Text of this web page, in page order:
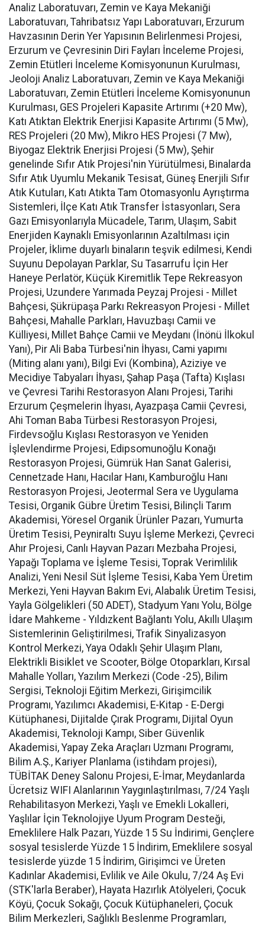
Analiz Laboratuvarı, Zemin ve Kaya Mekaniği
Laboratuvarı, Tahribatsız Yapı Laboratuvarı, Erzurum
Havzasının Derin Yer Yapısının Belirlenmesi Projesi,
Erzurum ve Çevresinin Diri Fayları İnceleme Projesi,
Zemin Etütleri İnceleme Komisyonunun Kurulması,
Jeoloji Analiz Laboratuvarı, Zemin ve Kaya Mekaniği
Laboratuvarı, Zemin Etütleri İnceleme Komisyonunun
Kurulması, GES Projeleri Kapasite Artırımı (+20 Mw),
Katı Atıktan Elektrik Enerjisi Kapasite Artırımı (5 Mw),
RES Projeleri (20 Mw), Mikro HES Projesi (7 Mw),
Biyogaz Elektrik Enerjisi Projesi (5 Mw), Şehir
genelinde Sıfır Atık Projesi'nin Yürütülmesi, Binalarda
Sıfır Atık Uyumlu Mekanik Tesisat, Güneş Enerjili Sıfır
Atık Kutuları, Katı Atıkta Tam Otomasyonlu Ayrıştırma
Sistemleri, İlçe Katı Atık Transfer İstasyonları, Sera
Gazı Emisyonlarıyla Mücadele, Tarım, Ulaşım, Sabit
Enerjiden Kaynaklı Emisyonlarının Azaltılması için
Projeler, İklime duyarlı binaların teşvik edilmesi, Kendi
Suyunu Depolayan Parklar, Su Tasarrufu İçin Her
Haneye Perlatör, Küçük Kiremitlik Tepe Rekreasyon
Projesi, Uzundere Yarımada Peyzaj Projesi - Millet
Bahçesi, Şükrüpaşa Parkı Rekreasyon Projesi - Millet
Bahçesi, Mahalle Parkları, Havuzbaşı Camii ve
Külliyesi, Millet Bahçe Camii ve Meydanı (İnönü İlkokul
Yanı), Pir Ali Baba Türbesi'nin İhyası, Cami yapımı
(Miting alanı yanı), Bilgi Evi (Kombina), Aziziye ve
Mecidiye Tabyaları İhyası, Şahap Paşa (Tafta) Kışlası
ve Çevresi Tarihi Restorasyon Alanı Projesi, Tarihi
Erzurum Çeşmelerin İhyası, Ayazpaşa Camii Çevresi,
Ahi Toman Baba Türbesi Restorasyon Projesi,
Firdevsoğlu Kışlası Restorasyon ve Yeniden
İşlevlendirme Projesi, Edipsomunoğlu Konağı
Restorasyon Projesi, Gümrük Han Sanat Galerisi,
Cennetzade Hanı, Hacılar Hanı, Kamburoğlu Hanı
Restorasyon Projesi, Jeotermal Sera ve Uygulama
Tesisi, Organik Gübre Üretim Tesisi, Bilinçli Tarım
Akademisi, Yöresel Organik Ürünler Pazarı, Yumurta
Üretim Tesisi, Peyniraltı Suyu İşleme Merkezi, Çevreci
Ahır Projesi, Canlı Hayvan Pazarı Mezbaha Projesi,
Yapağı Toplama ve İşleme Tesisi, Toprak Verimlilik
Analizi, Yeni Nesil Süt İşleme Tesisi, Kaba Yem Üretim
Merkezi, Yeni Hayvan Bakım Evi, Alabalık Üretim Tesisi,
Yayla Gölgelikleri (50 ADET), Stadyum Yanı Yolu, Bölge
İdare Mahkeme - Yıldızkent Bağlantı Yolu, Akıllı Ulaşım
Sistemlerinin Geliştirilmesi, Trafik Sinyalizasyon
Kontrol Merkezi, Yaya Odaklı Şehir Ulaşım Planı,
Elektrikli Bisiklet ve Scooter, Bölge Otoparkları, Kırsal
Mahalle Yolları, Yazılım Merkezi (Code -25), Bilim
Sergisi, Teknoloji Eğitim Merkezi, Girişimcilik
Programı, Yazılımcı Akademisi, E-Kitap - E-Dergi
Kütüphanesi, Dijitalde Çırak Programı, Dijital Oyun
Akademisi, Teknoloji Kampı, Siber Güvenlik
Akademisi, Yapay Zeka Araçları Uzmanı Programı,
Bilim A.Ş., Kariyer Planlama (istihdam projesi),
TÜBİTAK Deney Salonu Projesi, E-İmar, Meydanlarda
Ücretsiz WIFI Alanlarının Yaygınlaştırılması, 7/24 Yaşlı
Rehabilitasyon Merkezi, Yaşlı ve Emekli Lokalleri,
Yaşlılar İçin Teknolojiye Uyum Program Desteği,
Emeklilere Halk Pazarı, Yüzde 15 Su İndirimi, Gençlere
sosyal tesislerde Yüzde 15 İndirim, Emeklilere sosyal
tesislerde yüzde 15 İndirim, Girişimci ve Üreten
Kadınlar Akademisi, Evlilik ve Aile Okulu, 7/24 Aş Evi
(STK'larla Beraber), Hayata Hazırlık Atölyeleri, Çocuk
Köyü, Çocuk Sokağı, Çocuk Kütüphaneleri, Çocuk
Bilim Merkezleri, Sağlıklı Beslenme Programları,